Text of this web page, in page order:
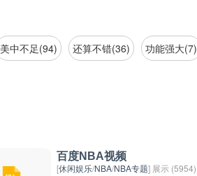
美中不足(94) 还算不错(36) 功能强大(7)
百度NBA视频
[休闲娱乐/NBA/NBA专题] 展示 (5954)